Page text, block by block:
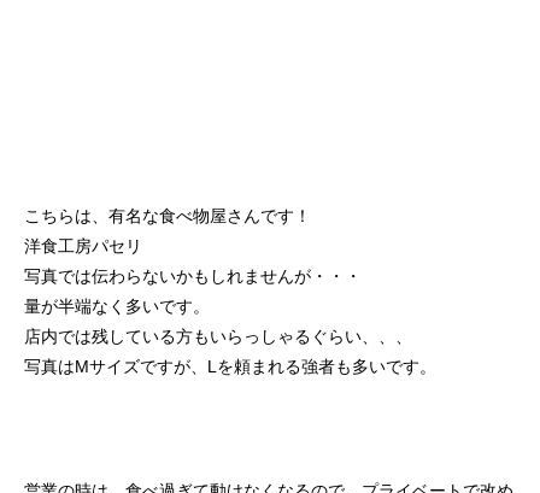
こちらは、有名な食べ物屋さんです！
洋食工房パセリ
写真では伝わらないかもしれませんが・・・
量が半端なく多いです。
店内では残している方もいらっしゃるぐらい、、、
写真はMサイズですが、Lを頼まれる強者も多いです。